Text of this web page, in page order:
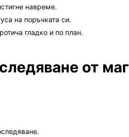
навреме.
на поръчката си.
гладко и по план.
от